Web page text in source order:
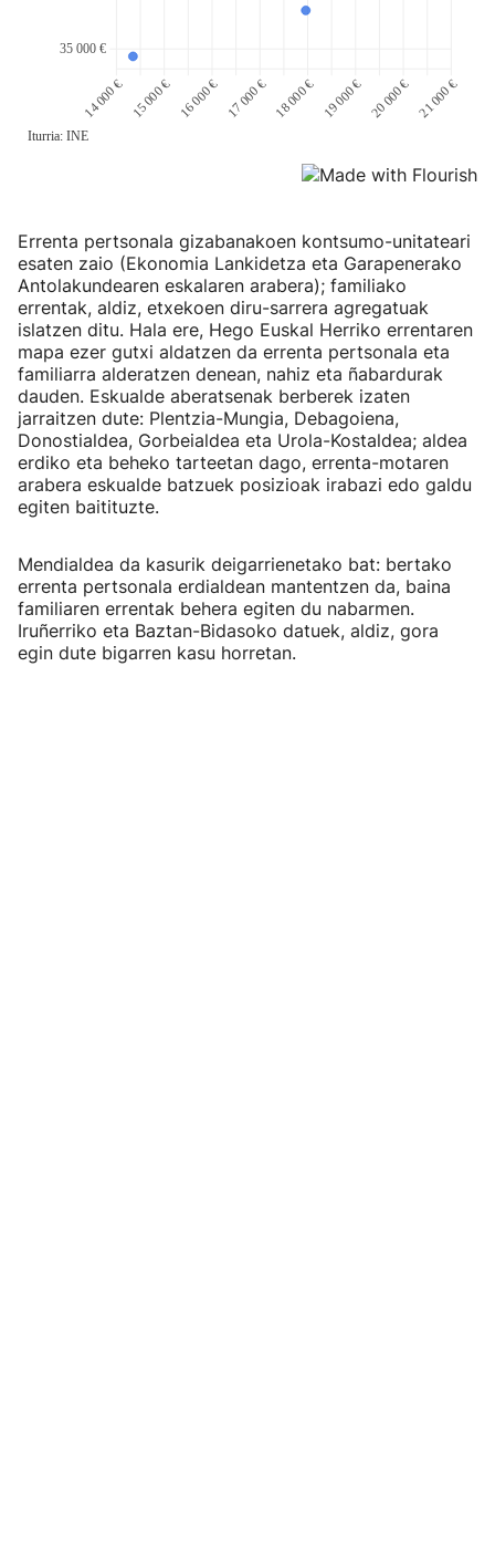
Errenta pertsonala gizabanakoen kontsumo-unitateari
esaten zaio (Ekonomia Lankidetza eta Garapenerako
Antolakundearen eskalaren arabera); familiako
errentak, aldiz, etxekoen diru-sarrera agregatuak
islatzen ditu. Hala ere, Hego Euskal Herriko errentaren
mapa ezer gutxi aldatzen da errenta pertsonala eta
familiarra alderatzen denean, nahiz eta ñabardurak
dauden. Eskualde aberatsenak berberek izaten
jarraitzen dute: Plentzia-Mungia, Debagoiena,
Donostialdea, Gorbeialdea eta Urola-Kostaldea; aldea
erdiko eta beheko tarteetan dago, errenta-motaren
arabera eskualde batzuek posizioak irabazi edo galdu
egiten baitituzte.
Mendialdea da kasurik deigarrienetako bat: bertako
errenta pertsonala erdialdean mantentzen da, baina
familiaren errentak behera egiten du nabarmen.
Iruñerriko eta Baztan-Bidasoko datuek, aldiz, gora
egin dute bigarren kasu horretan.